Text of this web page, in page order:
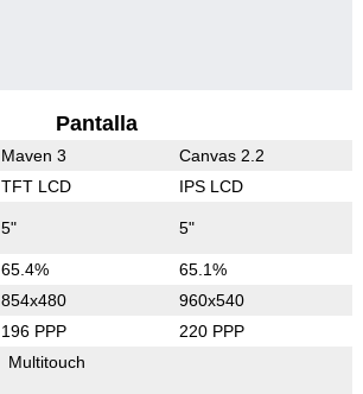
Pantalla
Maven 3 Canvas 2.2
TFT LCD IPS LCD
5" 5"
65.4% 65.1%
854x480 960x540
196 PPP 220 PPP
Multitouch